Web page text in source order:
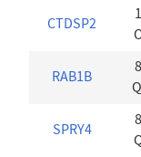
CTDSP2
RAB1B
SPRY4